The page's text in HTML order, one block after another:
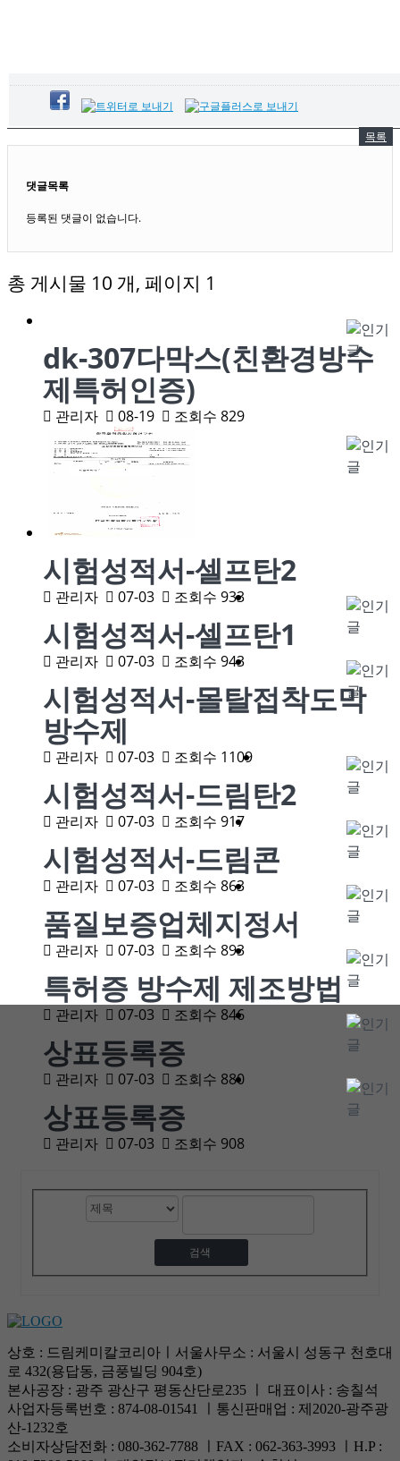
목록
댓글목록
등록된 댓글이 없습니다.
총 게시물 10 개, 페이지 1
dk-307다막스(친환경방수
제특허인증)
관리자 08-19 조회수 829
시험성적서-셀프탄2
관리자 07-03 조회수 933
시험성적서-셀프탄1
관리자 07-03 조회수 943
시험성적서-몰탈접착도막
방수제
관리자 07-03 조회수 1109
시험성적서-드림탄2
관리자 07-03 조회수 917
시험성적서-드림콘
관리자 07-03 조회수 863
품질보증업체지정서
관리자 07-03 조회수 893
특허증 방수제 제조방법
관리자 07-03 조회수 846
상표등록증
관리자 07-03 조회수 880
상표등록증
관리자 07-03 조회수 908
검
어
상호 : 드림케미칼코리아ㅣ서울사무소 : 서울시 성동구 천호대
로 432(용답동, 금풍빌딩 904호)
본사공장 : 광주 광산구 평동산단로235 ㅣ 대표이사 : 송칠석
사업자등록번호 : 874-08-01541 ㅣ통신판매업 : 제2020-광주광
산-1232호
소비자상담전화 : 080-362-7788 ㅣFAX : 062-363-3993 ㅣH.P :